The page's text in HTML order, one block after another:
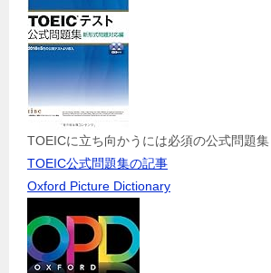
TOEICに立ち向かうには必須の公式問題集
TOEIC公式問題集の記事
Oxford Picture Dictionary